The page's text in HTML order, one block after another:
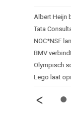
Albert Heijn
Tata
NOC*NSF
BMV
Olympisch
Lego laat